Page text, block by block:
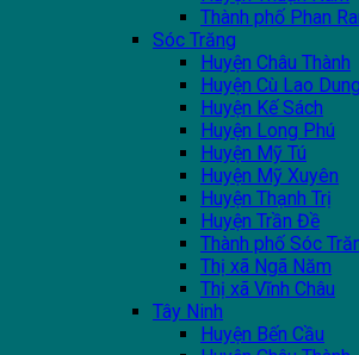
Thành phố Phan
Sóc Trăng
Huyện Châu Thành
Huyện Cù Lao Dung
Huyện Kế Sách
Huyện Long Phú
Huyện Mỹ Tú
Huyện Mỹ Xuyên
Huyện Thạnh Trị
Huyện Trần Đề
Thành phố Sóc
Thị xã Ngã Năm
Thị xã Vĩnh Châu
Tây Ninh
Huyện Bến Cầu